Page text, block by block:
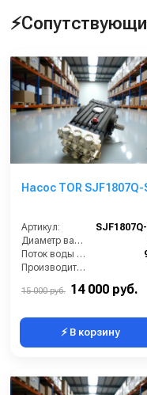
Насос TOR SJF1807Q-
Артикул:
Диаметр вала (мм):
Поток воды (л/час):
Производительность (л/мин):
15 000 руб. 14 000 руб.
⚡ В корзину